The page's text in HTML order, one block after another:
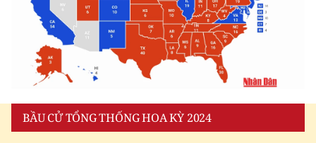
CHƯƠNG TRÌNH OCOP - MỖI XÃ
MỘT SẢN PHẨM
RADIO
MEDIA CENTER
BẦU CỬ TỔNG THỐNG HOA KỲ 2024